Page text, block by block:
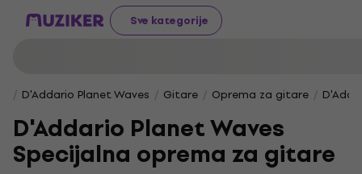
Sve kategorije
D'Addario Planet Waves Gitare Oprema za gitare
D'Addario Planet Waves
Specijalna oprema za gitare